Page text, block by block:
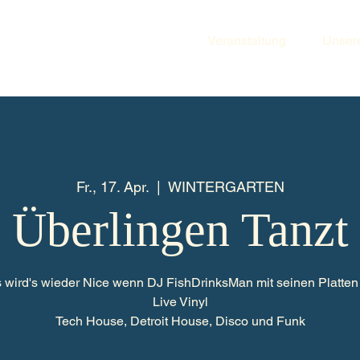
Veranstaltung
Fr., 17. Apr.
  |
WINTERGARTEN
Überlingen Tanzt
wird's wieder Nice wenn DJ FishDrinksMan mit seinen Platten
Live Vinyl
Tech House, Detroit House, Disco und Funk